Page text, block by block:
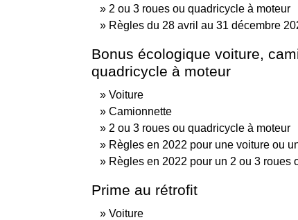
2 ou 3 roues ou quadricycle à moteur
Règles du 28 avril au 31 décembre
Bonus écologique voiture,
quadricycle à moteur
Voiture
Camionnette
2 ou 3 roues ou quadricycle à moteur
Règles en 2022 pour une voiture ou
Règles en 2022 pour un 2 ou 3 roues
Prime au rétrofit
Voiture